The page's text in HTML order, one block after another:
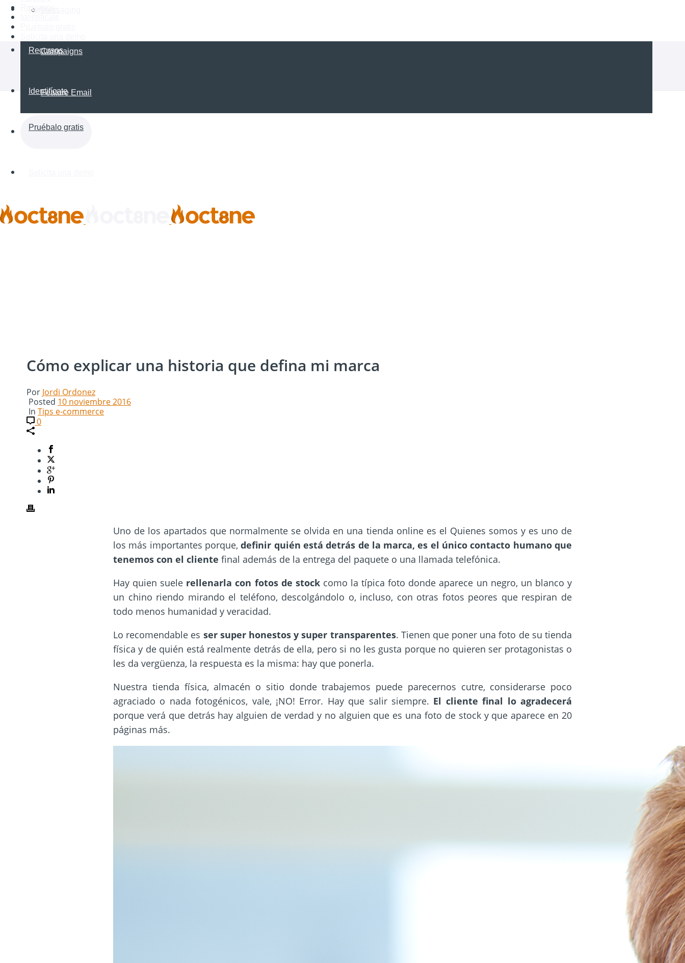
Campaigns
Feature Email
Partners
Recursos
Identifícate
Pruébalo gratis
Recursos
Cómo explicar una historia que defina mi marca
Por Jordi Ordonez
Posted 10 noviembre 2016
In Tips e-commerce
0
Uno de los apartados que normalmente se olvida en una tienda online es el Quienes somos y es uno de
los más importantes porque, definir quién está detrás de la marca, es el único contacto humano que
tenemos con el cliente final además de la entrega del paquete o una llamada telefónica.
Hay quien suele rellenarla con fotos de stockcomo la típica foto donde aparece un negro, un blanco y
un chino riendo mirando el teléfono, descolgándolo o, incluso, con otras fotos peores que respiran de
todo menos humanidad y veracidad.
Lo recomendable es sersuper honestos y super transparentes. Tienen que poner una foto de su tienda
física y de quién está realmente detrás de ella, pero si no les gusta porque no quieren ser protagonistas o
les da vergüenza, la respuesta es la misma: hay que ponerla.
Nuestra tienda física, almacén o sitio donde trabajemos puede parecernos cutre, considerarse poco
agraciado o nada fotogénicos, vale, ¡NO! Error. Hay que salir siempre. El cliente final lo agradecerá
porque verá que detrás hay alguien de verdad y no alguien que es una foto de stock y que aparece en 20
páginas más.